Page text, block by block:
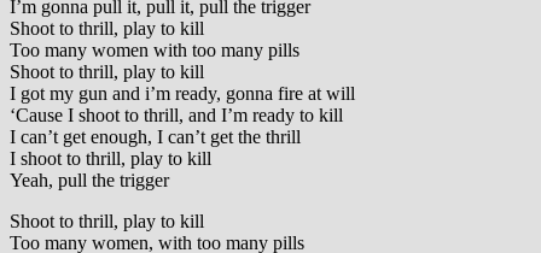
I’m gonna pull it, pull it, pull the trigger
Shoot to thrill, play to kill
Too many women with too many pills
Shoot to thrill, play to kill
I got my gun and i’m ready, gonna fire at will
‘Cause I shoot to thrill, and I’m ready to kill
I can’t get enough, I can’t get the thrill
I shoot to thrill, play to kill
Yeah, pull the trigger
Shoot to thrill, play to kill
Too many women, with too many pills